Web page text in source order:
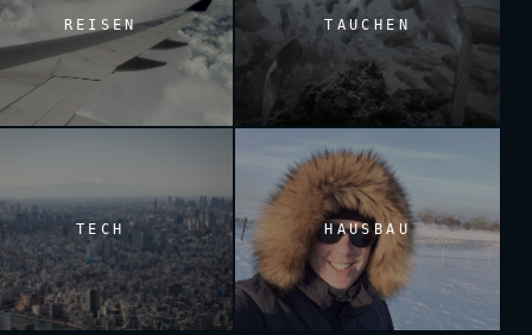
REISEN TAUCHEN
TECH HAUSBAU